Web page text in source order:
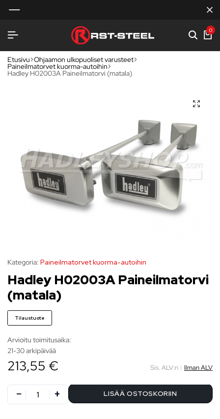
0
Etusivu Ohjaamon ulkopuoliset varusteet
Paineilmatorvet kuorma-autoihin
Hadley H02003A Paineilmatorvi (matala)
Kategoria: Paineilmatorvet kuorma-autoihin
Hadley H02003A Paineilmatorvi
(matala)
Tilaustuote
Arvioitu toimitusaika:
21-30 arkipäivää
213,55 € Sis. ALV:n | Ilman ALV
LISÄÄ OSTOSKORIIN